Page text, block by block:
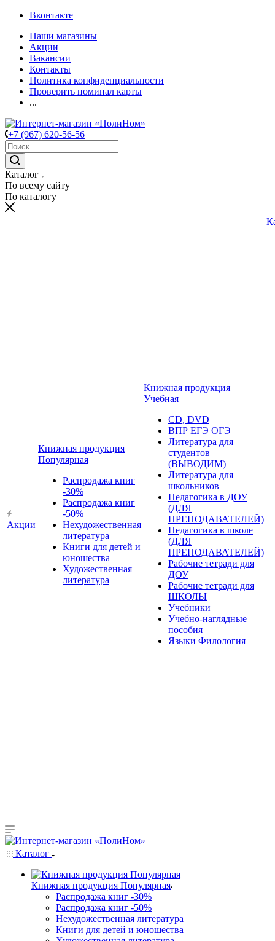
Вконтакте
Наши магазины
Акции
Вакансии
Контакты
Политика конфиденциальности
Проверить номинал карты
...
+7 (967) 620-56-56
Каталог
По всему сайту
По каталогу
Акции
Книжная продукция
Популярная
Распродажа книг
-30%
Распродажа книг
-50%
Нехудожественная
литература
Книги для детей и
юношества
Художественная
литература
Книжная продукция
Учебная
CD, DVD
ВПР ЕГЭ ОГЭ
Литература для
студентов
(ВЫВОДИМ)
Литература для
школьников
Педагогика в ДОУ
(ДЛЯ
ПРЕПОДАВАТЕЛЕЙ)
Педагогика в школе
(ДЛЯ
ПРЕПОДАВАТЕЛЕЙ)
Рабочие тетради для
ДОУ
Рабочие тетради для
ШКОЛЫ
Учебники
Учебно-наглядные
пособия
Языки Филология
Каталог
Книжная продукция Популярная
Распродажа книг -30%
Распродажа книг -50%
Нехудожественная литература
Книги для детей и юношества